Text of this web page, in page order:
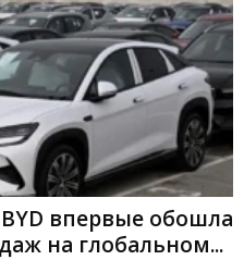
впервые обошла
на глобальном...